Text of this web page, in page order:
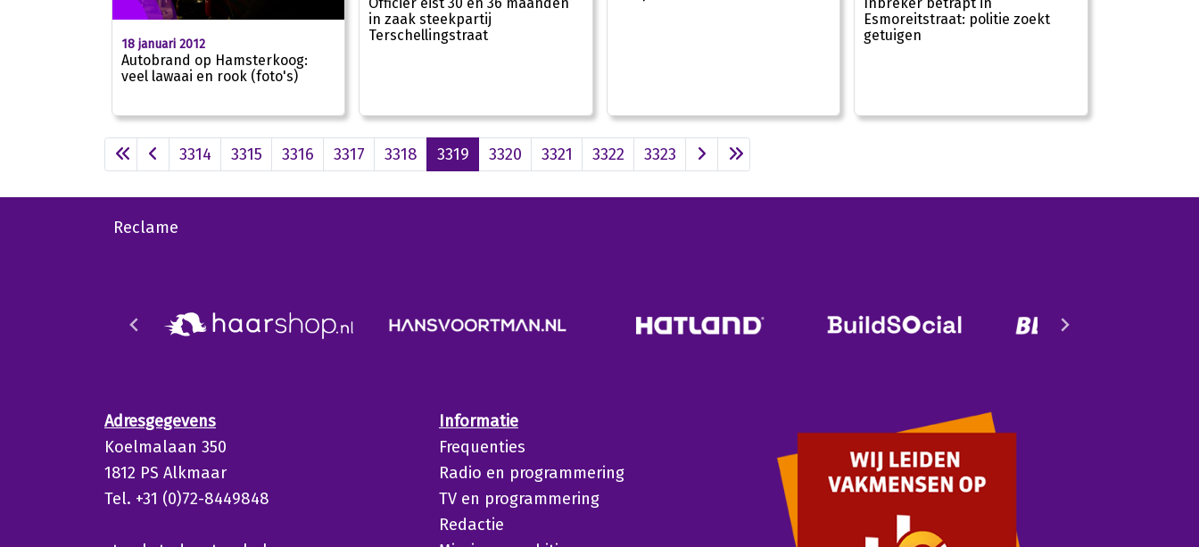
18 januari 2012
Autobrand op Hamsterkoog:
veel lawaai en rook (foto's)
in zaak steekpartij
Terschellingstraat
Esmoreitstraat: politie zoekt
getuigen
3314 3315 3316 3317 3318 3319 3320 3321 3322 3323
Reclame
Adresgegevens
Koelmalaan 350
1812 PS Alkmaar
Tel. +31 (0)72-8449848
Informatie
Frequenties
Radio en programmering
TV en programmering
Redactie